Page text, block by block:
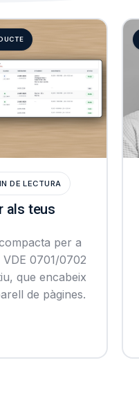
DE LECTURA
als teus
per a
0701/0702
que encabeix
de pàgines.